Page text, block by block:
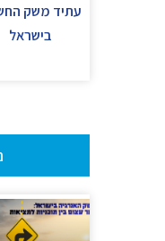
עתיד משק
בישראל